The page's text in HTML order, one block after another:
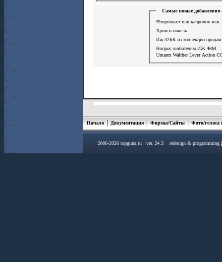
Самые новые добавления
Фторопласт или капролон или..
Хром и никель
Иж-32БК из коллекции продам
Вопрос любителям ИЖ 46М.
Umarex Walther Lever Action
Начало Документация Фирмы/Сайты Фото/голоса
2006-2026 topguns.ru ver. 24.3 redesign & programming